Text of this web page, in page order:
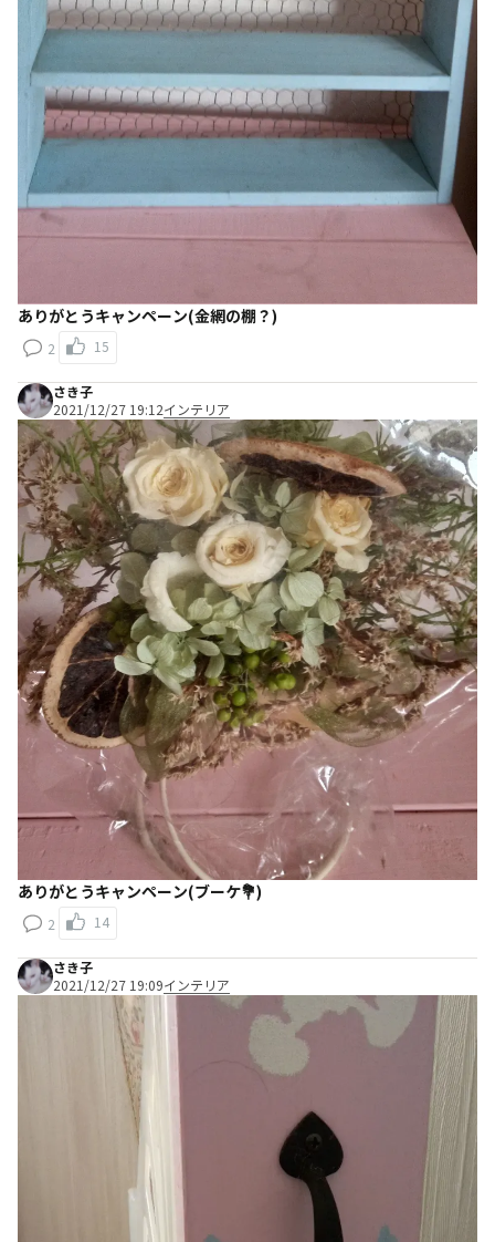
ありがとうキャンペーン(金網の棚？)
2 15
さき子
2021/12/27 19:12インテリア
ありがとうキャンペーン(ブーケ💐)
2 14
さき子
2021/12/27 19:09インテリア